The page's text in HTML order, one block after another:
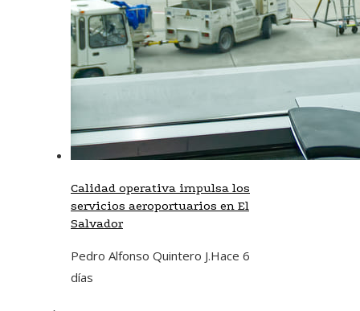
Calidad operativa impulsa los
servicios aeroportuarios en El
Salvador
Pedro Alfonso Quintero J.Hace 6
días